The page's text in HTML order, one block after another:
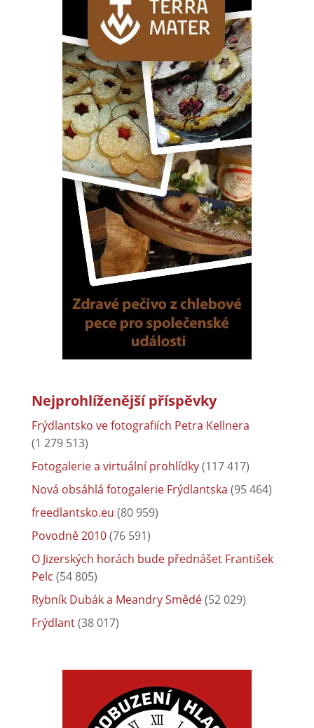
Nejprohlíženější příspěvky
Frýdlantsko ve fotografiích Petra Kellnera
(1 279 513)
Fotogalerie a virtuální prohlídky(117 417)
Nová obsáhlá fotogalerie Frýdlantska (95 464)
freedlantsko.eu (80 959)
Povodně 2010(76 591)
O Jizerských horách bude přednášet František
Pelc (54 805)
Rybník Dubák a Meandry Smědé(52 029)
Frýdlant(38 017)